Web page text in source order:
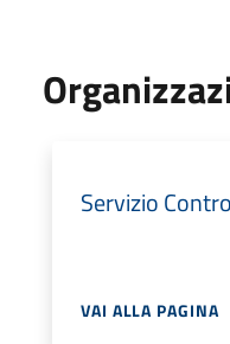
Servizio
VAI ALLA PAGINA